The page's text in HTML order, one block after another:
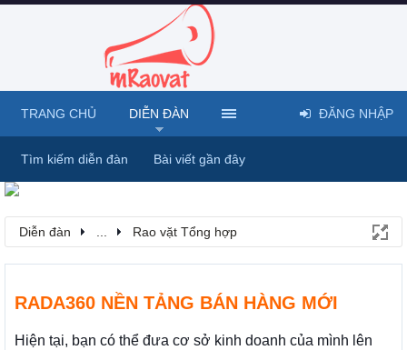
Diễn đàn Rao vặt Tổng hợp
RADA360 NỀN TẢNG BÁN HÀNG MỚI
Hiện tại, bạn có thể đưa cơ sở kinh doanh của mình lên
TRANG CHỦ DIỄN ĐÀN
Tìm kiếm diễn đàn Bài viết gần đây
ĐĂNG NHẬP